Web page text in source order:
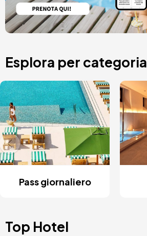
Esplora per categoria
Pass giornaliero
Top Hotel